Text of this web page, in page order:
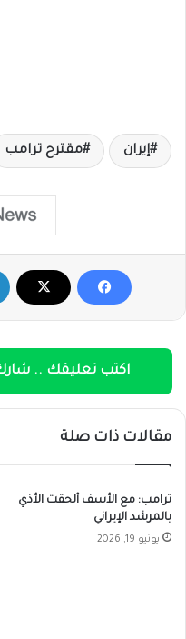
إيران مقترح ترامب
اكتب تعليقك ..
مقالات ذات صلة
ترامب: مع الأسف ألحقت الأذي
بالمرشد الإيراني
يونيو 19, 2026